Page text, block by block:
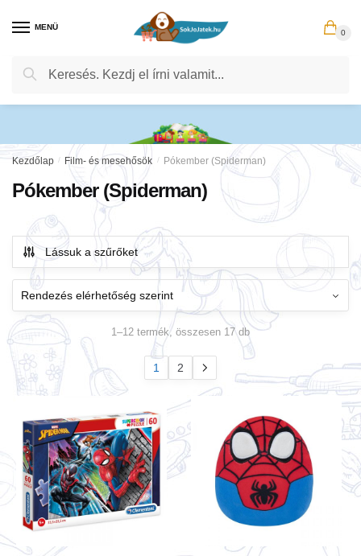
MENÜ
Keresés
következőre:
Keresés
0
Kezdőlap / Film- és mesehősök / Pókember (Spiderman)
Pókember (Spiderman)
Lássuk a szűrőket
1–12 termék, összesen 17 db
1 2